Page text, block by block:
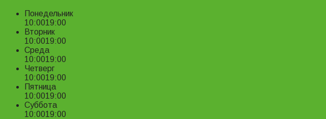
Понедельник
10:0019:00
Вторник
10:0019:00
Среда
10:0019:00
Четверг
10:0019:00
Пятница
10:0019:00
Суббота
10:0019:00